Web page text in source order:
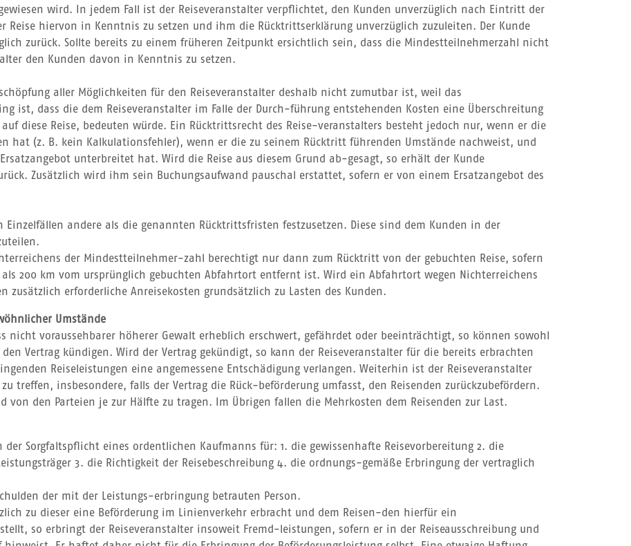
wird. In jedem Fall ist der Reiseveranstalter verpflichtet, den Kunden unverzüglich nach Eintritt der
Reise hiervon in Kenntnis zu setzen und ihm die Rücktrittserklärung unverzüglich zuzuleiten. Der Kunde
zurück. Sollte bereits zu einem früheren Zeitpunkt ersichtlich sein, dass die Mindestteilnehmerzahl nicht
den Kunden davon in Kenntnis zu setzen.
aller Möglichkeiten für den Reiseveranstalter deshalb nicht zumutbar ist, weil das
ist, dass die dem Reiseveranstalter im Falle der Durch-führung entstehenden Kosten eine Überschreitung
diese Reise, bedeuten würde. Ein Rücktrittsrecht des Reise-veranstalters besteht jedoch nur, wenn er die
hat (z. B. kein Kalkulationsfehler), wenn er die zu seinem Rücktritt führenden Umstände nachweist, und
unterbreitet hat. Wird die Reise aus diesem Grund ab-gesagt, so erhält der Kunde
Zusätzlich wird ihm sein Buchungsaufwand pauschal erstattet, sofern er von einem Ersatzangebot des
Einzelfällen andere als die genannten Rücktrittsfristen festzusetzen. Diese sind dem Kunden in der
der Mindestteilnehmer-zahl berechtigt nur dann zum Rücktritt von der gebuchten Reise, sofern
200 km vom ursprünglich gebuchten Abfahrtort entfernt ist. Wird ein Abfahrtort wegen Nichterreichens
zusätzlich erforderliche Anreisekosten grundsätzlich zu Lasten des Kunden.
Umstände
nicht voraussehbarer höherer Gewalt erheblich erschwert, gefährdet oder beeinträchtigt, so können sowohl
Vertrag kündigen. Wird der Vertrag gekündigt, so kann der Reiseveranstalter für die bereits erbrachten
Reiseleistungen eine angemessene Entschädigung verlangen. Weiterhin ist der Reiseveranstalter
treffen, insbesondere, falls der Vertrag die Rück-beförderung umfasst, den Reisenden zurückzubefördern.
von den Parteien je zur Hälfte zu tragen. Im Übrigen fallen die Mehrkosten dem Reisenden zur Last.
der Sorgfaltspflicht eines ordentlichen Kaufmanns für: 1. die gewissenhafte Reisevorbereitung 2. die
3. die Richtigkeit der Reisebeschreibung 4. die ordnungs-gemäße Erbringung der vertraglich
der mit der Leistungs-erbringung betrauten Person.
zu dieser eine Beförderung im Linienverkehr erbracht und dem Reisen-den hierfür ein
so erbringt der Reiseveranstalter insoweit Fremd-leistungen, sofern er in der Reiseausschreibung und